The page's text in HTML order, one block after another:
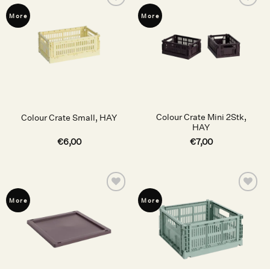
More
Colour Crate Small, HAY
€6,00
More
Colour Crate Mini 2Stk,
HAY
€7,00
More More
Wunschliste